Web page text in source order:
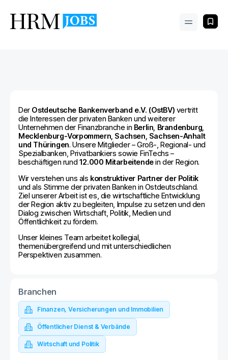
Der Ostdeutsche Bankenverband e.V. (OstBV) vertritt
die Interessen der privaten Banken und weiterer
Unternehmen der Finanzbranche in Berlin, Brandenburg,
Mecklenburg-Vorpommern, Sachsen, Sachsen-Anhalt
und Thüringen. Unsere Mitglieder – Groß-, Regional- und
Spezialbanken, Privatbankiers sowie FinTechs –
beschäftigen rund12.000 Mitarbeitendein der Region.
Wir verstehen uns als konstruktiver Partner der Politik
und als Stimme der privaten Banken in Ostdeutschland.
Ziel unserer Arbeit ist es, die wirtschaftliche Entwicklung
der Region aktiv zu begleiten, Impulse zu setzen und den
Dialog zwischen Wirtschaft, Politik, Medien und
Öffentlichkeit zu fördern.
Unser kleines Team arbeitet kollegial,
themenübergreifend und mit unterschiedlichen
Perspektiven zusammen.
Branchen
Finanzen, Versicherungen und Immobilien
Öffentlicher Dienst & Verbände
Wirtschaft und Politik